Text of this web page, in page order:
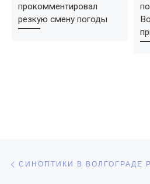
прокомментировал
резкую смену погоды
Навигация по